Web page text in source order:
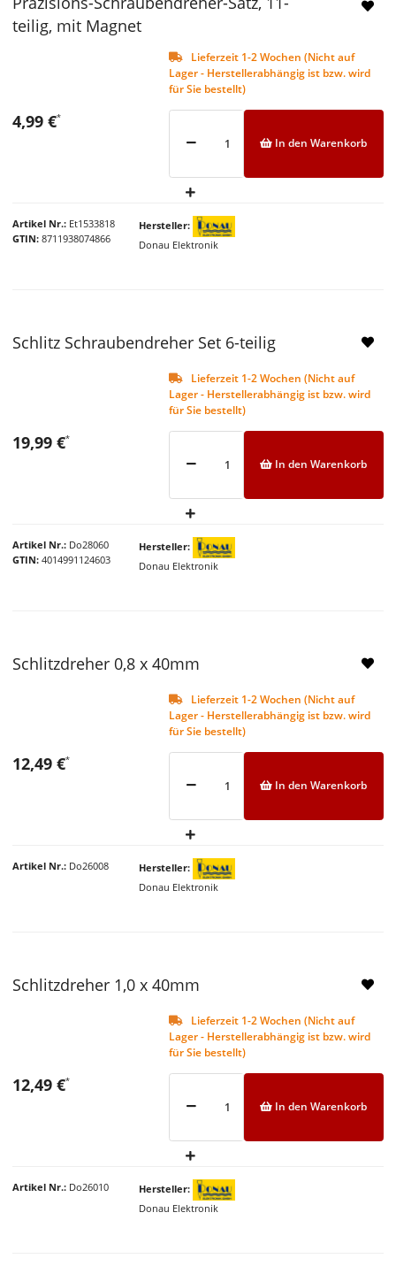
teilig, mit Magnet
Lieferzeit 1-2 Wochen (Nicht auf
Lager - Herstellerabhängig ist bzw. wird
für Sie bestellt)
Artikel Nr. Et1533818
GTIN 8711938074866
Hersteller
Donau Elektronik
4,99 €*
In den Warenkorb
Schlitz Schraubendreher Set 6-teilig
Lieferzeit 1-2 Wochen (Nicht auf
Lager - Herstellerabhängig ist bzw. wird
für Sie bestellt)
Artikel Nr. Do28060
GTIN 4014991124603
Hersteller
Donau Elektronik
19,99 €*
In den Warenkorb
Schlitzdreher 0,8 x 40mm
Lieferzeit 1-2 Wochen (Nicht auf
Lager - Herstellerabhängig ist bzw. wird
für Sie bestellt)
Artikel Nr. Do26008
Hersteller
Donau Elektronik
12,49 €*
In den Warenkorb
Schlitzdreher 1,0 x 40mm
Lieferzeit 1-2 Wochen (Nicht auf
Lager - Herstellerabhängig ist bzw. wird
für Sie bestellt)
Artikel Nr. Do26010
Hersteller
Donau Elektronik
12,49 €*
In den Warenkorb